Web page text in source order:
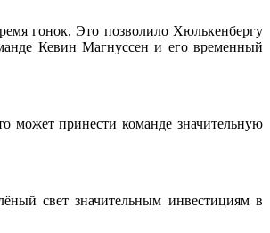
гонок. Это позволило Хюлькенбергу
Кевин Магнуссен и его временный
может принести команде значительную
свет значительным инвестициям в